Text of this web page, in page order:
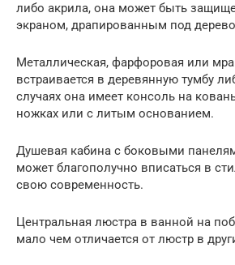
либо акрила, она может быть
экраном, драпированным под
Металлическая, фарфоровая или
встраивается в деревянную тумбу
случаях она имеет консоль на
ножках или с литым основанием.
Душевая кабина с боковыми
может благополучно вписаться в
свою современность.
Центральная люстра в ванной на
мало чем отличается от люстр в